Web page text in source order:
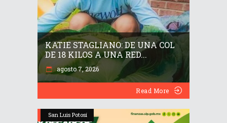
KATIE STAGLIANO: DE UNA COL
DE 18 KILOS A UNA RED...
agosto 7, 2026
Read More
San Luis Potosí